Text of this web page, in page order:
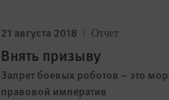
21 августа 2018 Отчет
Внять призыву
Запрет боевых роботов – это
правовой императив